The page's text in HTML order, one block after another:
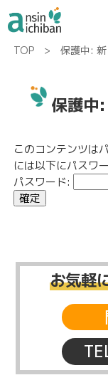
TOP> 保護中: 新
保護中
このコンテンツは
には以下にパスワ
パスワード:
お気軽